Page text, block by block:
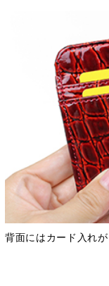
背面にはカード入れ